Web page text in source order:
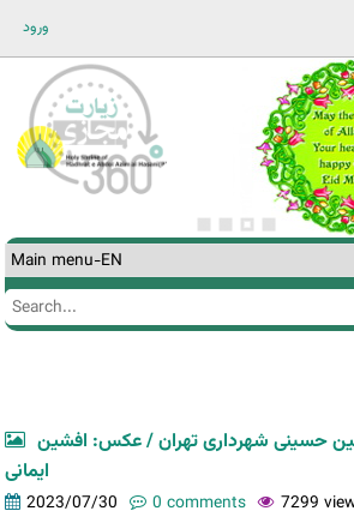
ورود
Search
Search
حسینی شهرداری تهران / عکس: افشین
ایمانی
2023/07/30 0 comments 7299